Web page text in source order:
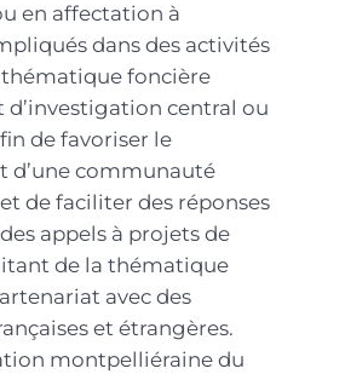
en affectation à
dans des activités
foncière
central ou
de favoriser le
d’une communauté
de faciliter des réponses
appels à projets de
de la thématique
avec des
et étrangères.
montpelliéraine du